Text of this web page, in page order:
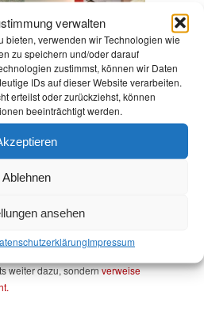
verwalten
bieten, verwenden wir Technologien wie
zu speichern und/oder darauf
zustimmst, können wir Daten
IDs auf dieser Website verarbeiten.
erteilst oder zurückziehst, können
beeinträchtigt werden.
Ablehnen
ansehen
Impressum
DER LINKEN IN
2015/Schreibe einen
,Flucht & Migration,unterwegs
zur Asyl- und
Teltow-Fläming hat einen
weiter dazu, sondernverweise